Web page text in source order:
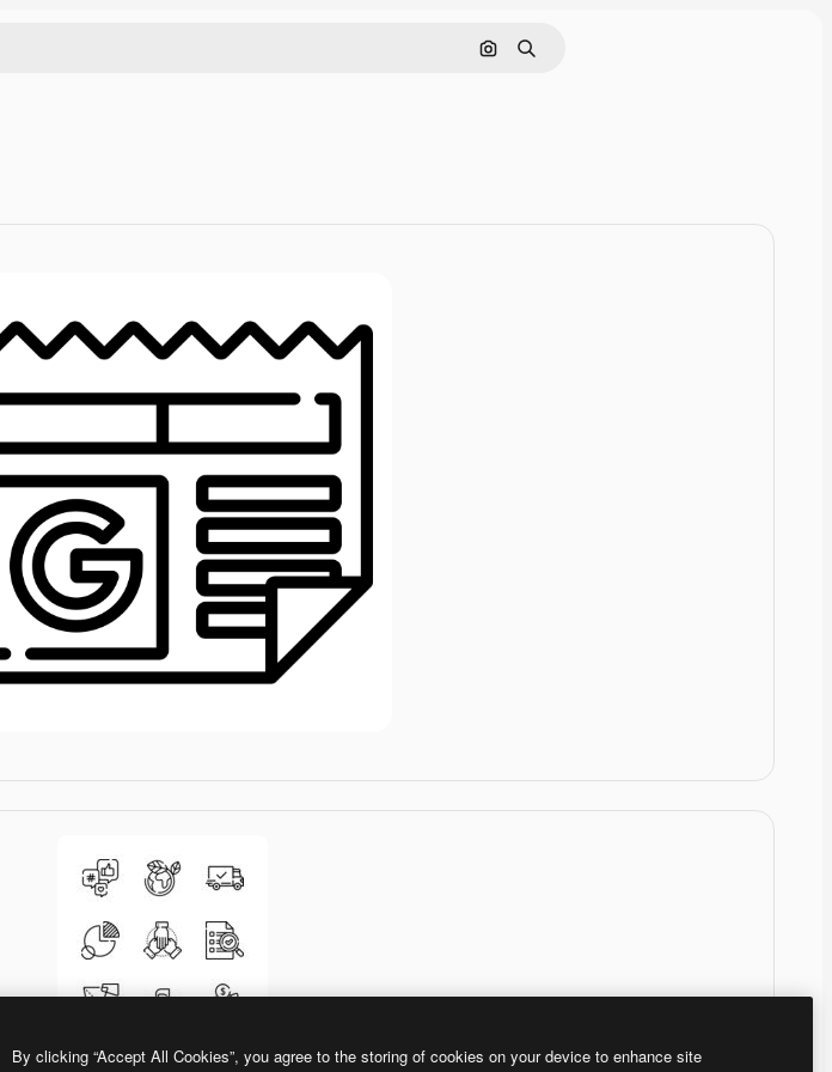
画像で検索
検索
Special Lineal
By clicking “Accept All Cookies”, you agree to the storing of cookies on your device to enhance site